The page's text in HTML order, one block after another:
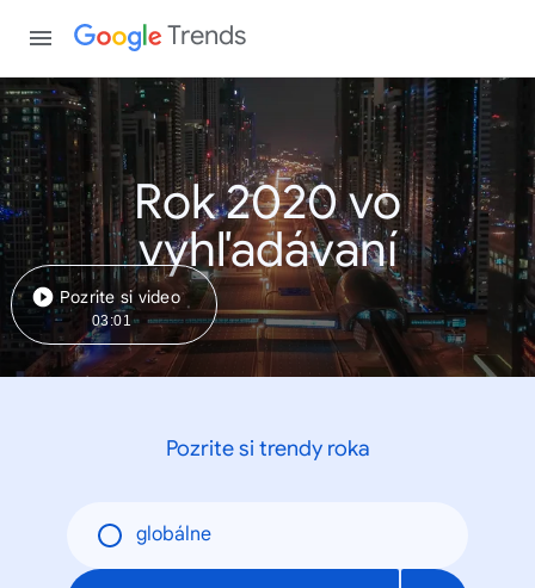
Trends
Rok 2020 vo
vyhľadávaní
Pozrite si video
03:01
Pozrite si trendy roka
globálne